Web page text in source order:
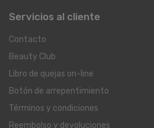
Servicios al cliente
Contacto
Beauty Club
Libro de quejas on-line
Botón de arrepentimiento
Términos y condiciones
Reembolso y devoluciones